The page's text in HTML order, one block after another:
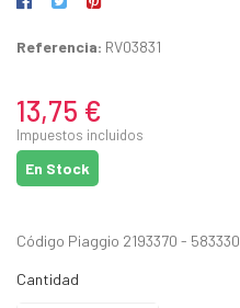
Referencia: RV03831
13,75 €
Impuestos incluidos
En Stock
Código Piaggio 2193370 - 583330
Cantidad